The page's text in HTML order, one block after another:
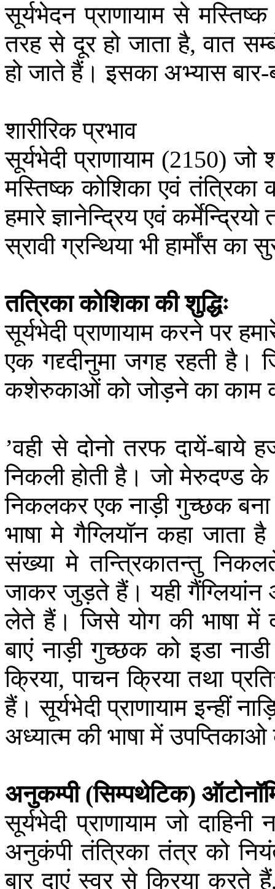
सूर्यभेदन प्राणायाम से मस्तिष्क
तरह से दूर हो जाता है,वात
हो जाते हैं। इसका अभ्यास बार-
शारीरिक प्रभाव
सूर्यभेदी प्राणायाम(2150)जो
मस्तिष्क कोशिका एवं तंत्रिका
हमारे ज्ञानेन्द्रिय एवं कर्मेन्द्रियो
स्रावी ग्रन्थिया भी हार्मोंस का
तत्रिका कोशिका की शुद्धिः
सूर्यभेदी प्राणायाम करने पर
एक गद्द्दीनुमा जगह रहती है।
कशेरुकाओं को जोड़ने का काम
’वही से दोनो तरफ दायें-बाये
निकली होती है। जो मेरुदण्ड के
निकलकर एक नाड़ी गुच्छक बना
भाषा मे गैग्लियॉन कहा जाता है
संख्या मे तन्त्रिकातन्तु
जाकर जुड़ते हैं। यही गैंग्लियांन
लेते हैं। जिसे योग की भाषा में
बाएं नाड़ी गुच्छक को इडा नाडी
क्रिया,पाचन क्रिया तथा
हैं। सूर्यभेदी प्राणायाम इन्हीं
अध्यात्म की भाषा में उपप्तिकाओ
अनुकम्पी(सिम्पथेटिक)
सूर्यभेदी प्राणायाम जो दाहिनी
अनुकंपी तंत्रिका तंत्र को
बार दाएं स्वर से क्रिया करते हैं